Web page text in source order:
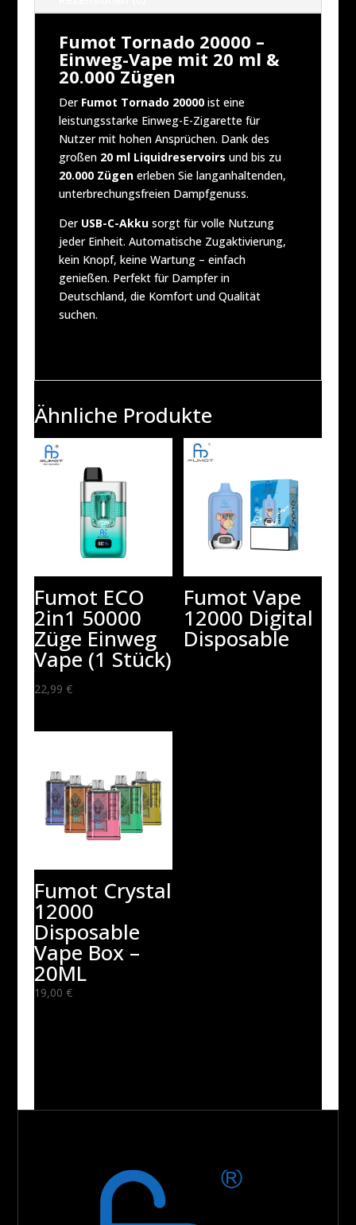
Fumot Tornado 20000 –
Einweg-Vape mit 20 ml &
20.000 Zügen
Der Fumot Tornado 20000ist eine
leistungsstarke Einweg-E-Zigarette für
Nutzer mit hohen Ansprüchen. Dank des
großen 20 ml Liquidreservoirs und bis zu
20.000 Zügenerleben Sie langanhaltenden,
unterbrechungsfreien Dampfgenuss.
Der USB-C-Akkusorgt für volle Nutzung
jeder Einheit. Automatische Zugaktivierung,
kein Knopf, keine Wartung – einfach
genießen. Perfekt für Dampfer in
Deutschland, die Komfort und Qualität
suchen.
Ähnliche Produkte
Fumot ECO
2in1 50000
Züge Einweg
Vape (1 Stück)
22,99 €
Fumot Vape
12000 Digital
Disposable
Fumot Crystal
12000
Disposable
Vape Box –
20ML
19,00 €